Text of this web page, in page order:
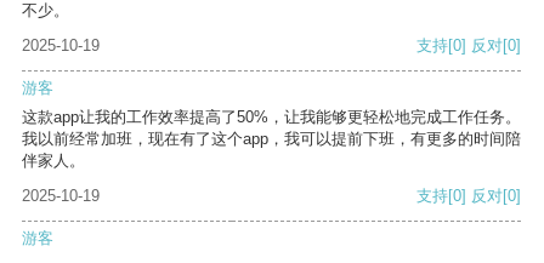
不少。
2025-10-19
支持[0] 反对[0]
游客
这款app让我的工作效率提高了50%，让我能够更轻松地完成工作任务。
我以前经常加班，现在有了这个app，我可以提前下班，有更多的时间陪
伴家人。
2025-10-19
支持[0] 反对[0]
游客